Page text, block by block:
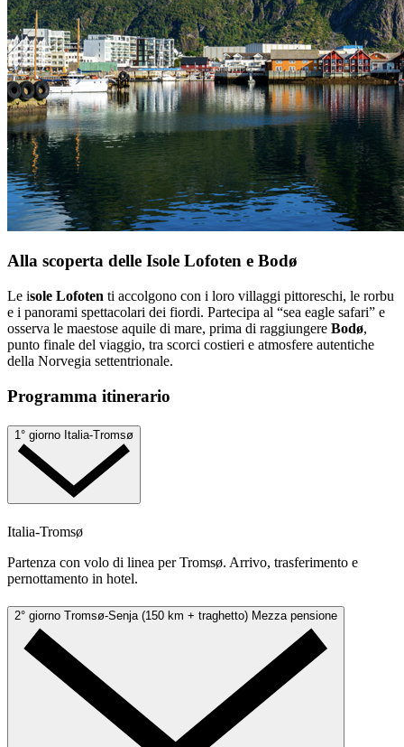
Alla scoperta delle Isole Lofoten e Bodø
Le isole Lofoten ti accolgono con i loro villaggi pittoreschi, le rorbu
e i panorami spettacolari dei fiordi. Partecipa al “sea eagle safari” e
osserva le maestose aquile di mare, prima di raggiungere Bodø,
punto finale del viaggio, tra scorci costieri e atmosfere autentiche
della Norvegia settentrionale.
Programma itinerario
1° giorno Italia-Tromsø
Italia-Tromsø
Partenza con volo di linea per Tromsø. Arrivo, trasferimento e
pernottamento in hotel.
2° giorno Tromsø-Senja (150 km + traghetto) Mezza pensione